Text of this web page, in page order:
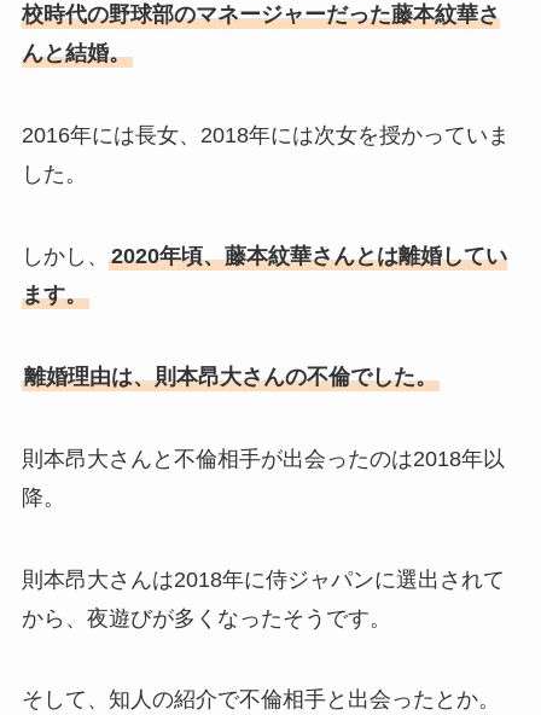
校時代の野球部のマネージャーだった藤本紋華さ
んと結婚。
2016年には長女、2018年には次女を授かっていま
した。
しかし、 2020年頃、藤本紋華さんとは離婚してい
ます。
離婚理由は、則本昂大さんの不倫でした。
則本昂大さんと不倫相手が出会ったのは2018年以
降。
則本昂大さんは2018年に侍ジャパンに選出されて
から、夜遊びが多くなったそうです。
そして、知人の紹介で不倫相手と出会ったとか。